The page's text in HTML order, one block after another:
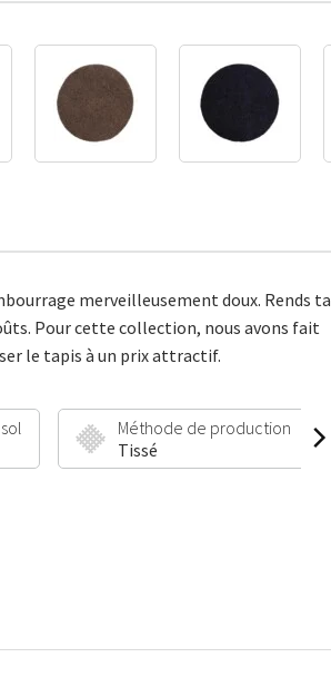
merveilleusement doux. Rends ta
Pour cette collection, nous avons fait
le tapis à un prix attractif.
Méthode de production
Tissé